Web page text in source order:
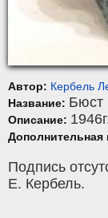
Автор: Кербель
Название: Бюст
Описание:
Подпись
Е. Кербель.